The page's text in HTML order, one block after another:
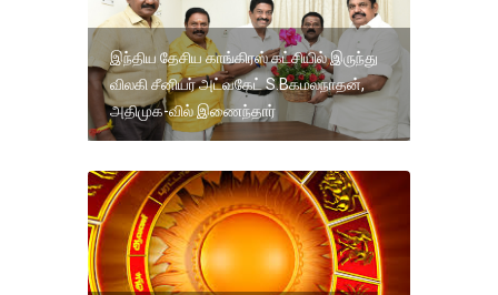
இந்திய தேசிய காங்கிரஸ் கட்சியில் இருந்து
விலகி சீனியர் அட்வகேட் S.Bகமலநாதன்,
அதிமுக-வில் இணைந்தார்